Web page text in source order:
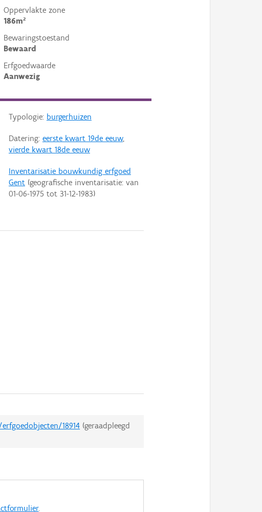
Oppervlakte zone
186m²
Bewaringstoestand
Bewaard
Erfgoedwaarde
Aanwezig
Typologie: burgerhuizen
Datering: eerste kwart 19de eeuw,
vierde kwart 18de eeuw
Inventarisatie bouwkundig erfgoed
Gent(geografische inventarisatie: van
01-06-1975 tot 31-12-1983)
18914 (geraadpleegd
.